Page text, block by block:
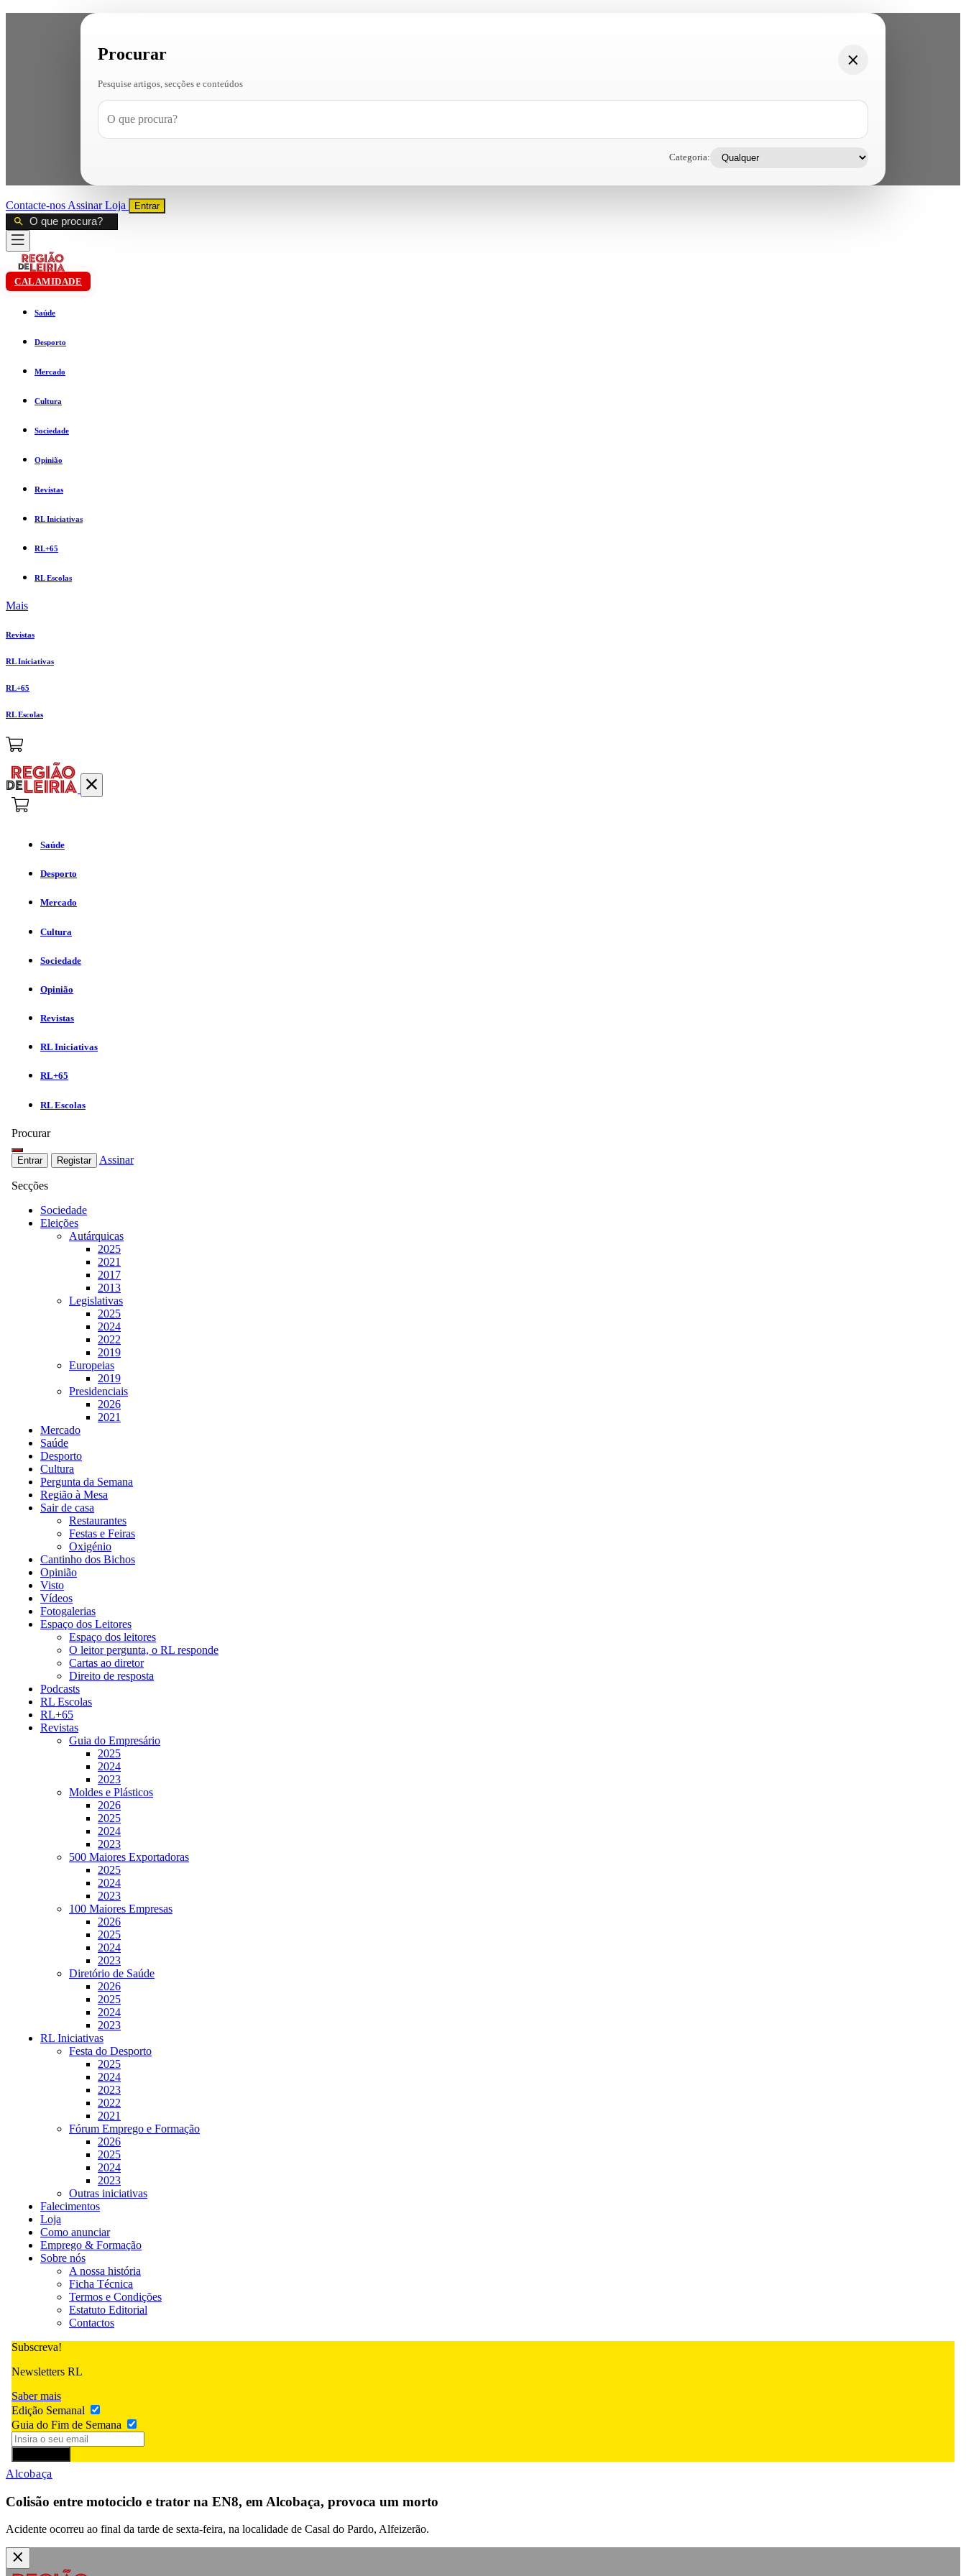
Procurar
Pesquise artigos, secções e conteúdos
Categoria:
Contacte-nos AssinarLoja Entrar
CALAMIDADE
Saúde
Desporto
Mercado
Cultura
Sociedade
Opinião
Revistas
RL Iniciativas
RL+65
RL Escolas
Mais
Revistas
RL Iniciativas
RL+65
RL Escolas
Saúde
Desporto
Mercado
Cultura
Sociedade
Opinião
Revistas
RL Iniciativas
RL+65
RL Escolas
Procurar
Entrar Registar Assinar
Secções
Sociedade
Eleições
Autárquicas
2025
2021
2017
2013
Legislativas
2025
2024
2022
2019
Europeias
2019
Presidenciais
2026
2021
Mercado
Saúde
Desporto
Cultura
Pergunta da Semana
Região à Mesa
Sair de casa
Restaurantes
Festas e Feiras
Oxigénio
Cantinho dos Bichos
Opinião
Visto
Vídeos
Fotogalerias
Espaço dos Leitores
Espaço dos leitores
O leitor pergunta, o RL responde
Cartas ao diretor
Direito de resposta
Podcasts
RL Escolas
RL+65
Revistas
Guia do Empresário
2025
2024
2023
Moldes e Plásticos
2026
2025
2024
2023
500 Maiores Exportadoras
2025
2024
2023
100 Maiores Empresas
2026
2025
2024
2023
Diretório de Saúde
2026
2025
2024
2023
RL Iniciativas
Festa do Desporto
2025
2024
2023
2022
2021
Fórum Emprego e Formação
2026
2025
2024
2023
Outras iniciativas
Falecimentos
Loja
Como anunciar
Emprego & Formação
Sobre nós
A nossa história
Ficha Técnica
Termos e Condições
Estatuto Editorial
Contactos
Subscreva!
Newsletters RL
Saber mais
Edição Semanal
Guia do Fim de Semana
Alcobaça
Colisão entre motociclo e trator na EN8, em Alcobaça, provoca um morto
Acidente ocorreu ao final da tarde de sexta-feira, na localidade de Casal do Pardo, Alfeizerão.